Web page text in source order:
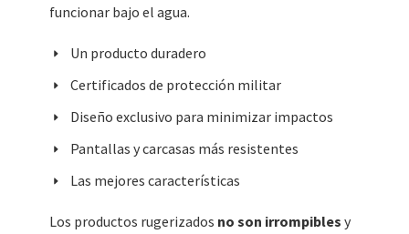
funcionar bajo el agua.
Un producto duradero
Certificados de protección militar
Diseño exclusivo para minimizar impactos
Pantallas y carcasas más resistentes
Las mejores características
Los productos rugerizados no son irrompibles y